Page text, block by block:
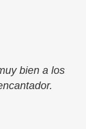
bien a los